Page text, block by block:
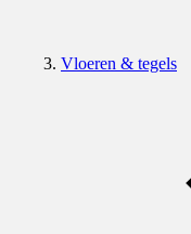
Vloeren & tegels